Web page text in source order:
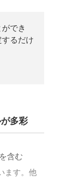
でき
るだけ
多彩
含む
ます。他